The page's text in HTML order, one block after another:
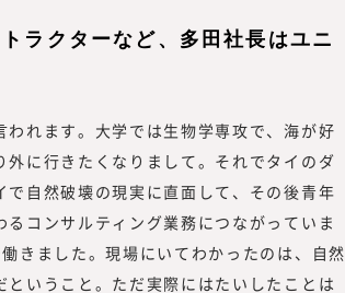
ラクターなど、多田社長はユニ
れます。大学では生物学専攻で、海が好
に行きたくなりまして。それでタイのダ
自然破壊の現実に直面して、その後青年
コンサルティング業務につながっていま
きました。現場にいてわかったのは、自然
いうこと。ただ実際にはたいしたことは